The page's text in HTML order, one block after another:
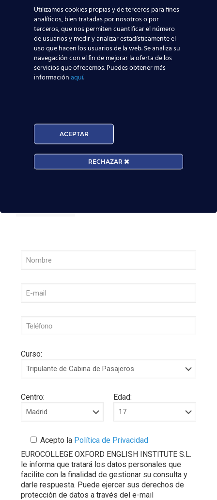
Mapa de la aviación global 2025: las rutas más
transitadas y los países con más pasajeros
Leer más
Leer más
¡Últimas plazas! Nuevo Curso TCP en Madrid
Curso:
Centro: Edad:
Acepto la Política de Privacidad
EUROCOLLEGE OXFORD ENGLISH INSTITUTE S.L.
le informa que tratará los datos personales que
facilite con la finalidad de gestionar su consulta y
darle respuesta. Puede ejercer sus derechos de
protección de datos a través del e-mail
Utilizamos cookies propias y de terceros para fines
analíticos, bien tratadas por nosotros o por
terceros, que nos permiten cuantificar el número
de usuarios y medir y analizar estadísticamente el
uso que hacen los usuarios de la web. Se analiza su
navegación con el fin de mejorar la oferta de los
servicios que ofrecemos. Puedes obtener más
informaciónaquí.
ACEPTAR
RECHAZAR